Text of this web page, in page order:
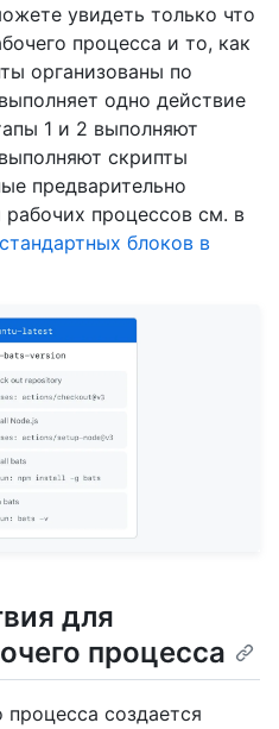
увидеть только что
процесса и то, как
организованы по
одно действие
1 и 2 выполняют
скрипты
предварительно
процессов см. в
блоков в
для
процесса
создается